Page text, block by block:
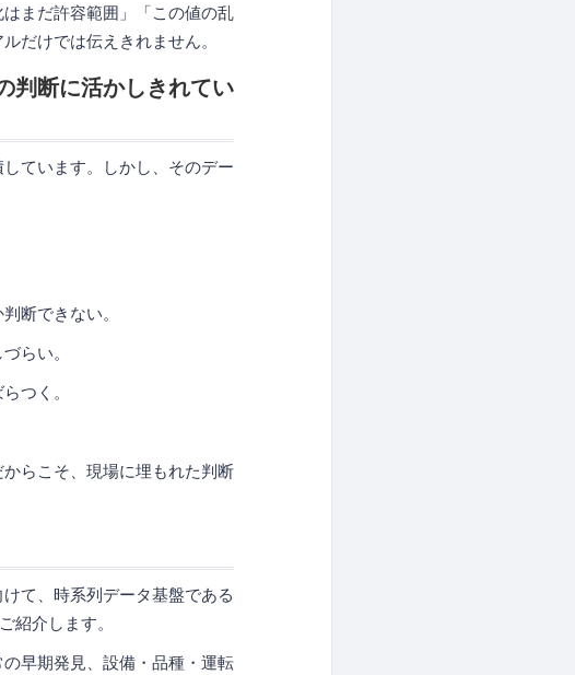
まだ許容範囲」「この値の乱
だけでは伝えきれません。
判断に活かしきれてい
ています。しかし、そのデー
断できない。
らい。
つく。
らこそ、現場に埋もれた判断
て、時系列データ基盤である
紹介します。
早期発見、設備・品種・運転